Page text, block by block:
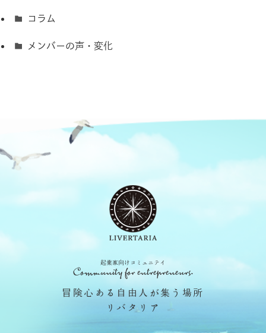
コラム
メンバーの声・変化
起業家向けコミュニテイ
Community for entrepreneurs.
冒険心ある自由人が集う場所
リバタリア